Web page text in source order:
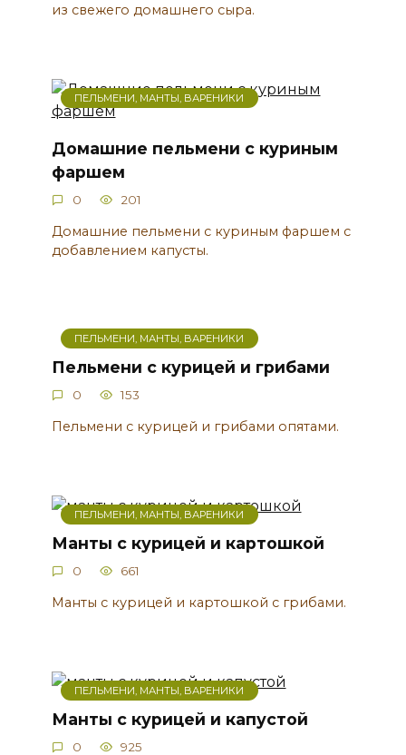
из свежего домашнего сыра.
ПЕЛЬМЕНИ, МАНТЫ, ВАРЕНИКИ
Домашние пельмени с куриным
фаршем
0 201
Домашние пельмени с куриным фаршем с
добавлением капусты.
ПЕЛЬМЕНИ, МАНТЫ, ВАРЕНИКИ
Пельмени с курицей и грибами
0 153
Пельмени с курицей и грибами опятами.
ПЕЛЬМЕНИ, МАНТЫ, ВАРЕНИКИ
Манты с курицей и картошкой
0 661
Манты с курицей и картошкой с грибами.
ПЕЛЬМЕНИ, МАНТЫ, ВАРЕНИКИ
Манты с курицей и капустой
0 925